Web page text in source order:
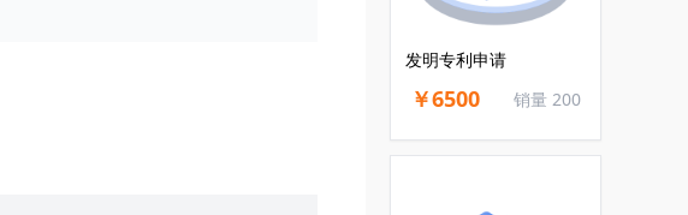
发明专利申请
￥6500 销量 200